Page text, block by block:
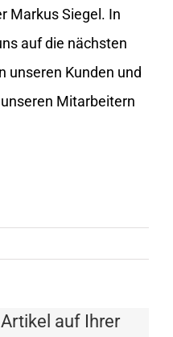
Markus Siegel. In
auf die nächsten
unseren Kunden und
Mitarbeitern
auf Ihrer